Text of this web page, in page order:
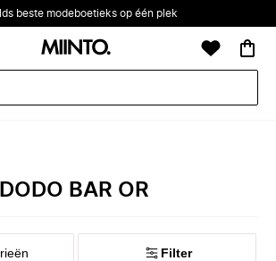
beste modeboetieks op één plek
BAR OR
Filter